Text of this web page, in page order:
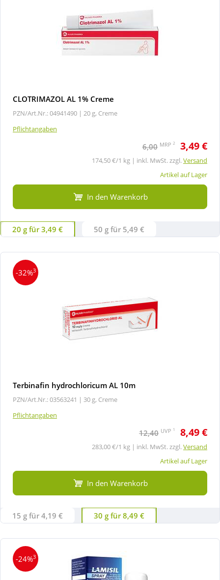
CLOTRIMAZOL AL 1% Creme
PZN/Art.Nr.: 04941490 | 20 g, Creme
Pflichtangaben
6,00 MRP 2 3,49 €
174,50 €/1 kg | inkl. MwSt. zzgl.Versand
Artikel auf Lager
In den Warenkorb
20 g für 3,49 € 50 g für 5,49 €
-32%3
Terbinafin hydrochloricum AL 10m
PZN/Art.Nr.: 03563241 | 30 g, Creme
Pflichtangaben
12,40 UVP 1 8,49 €
283,00 €/1 kg | inkl. MwSt. zzgl.Versand
Artikel auf Lager
In den Warenkorb
15 g für 4,19 € 30 g für 8,49 €
-24%3